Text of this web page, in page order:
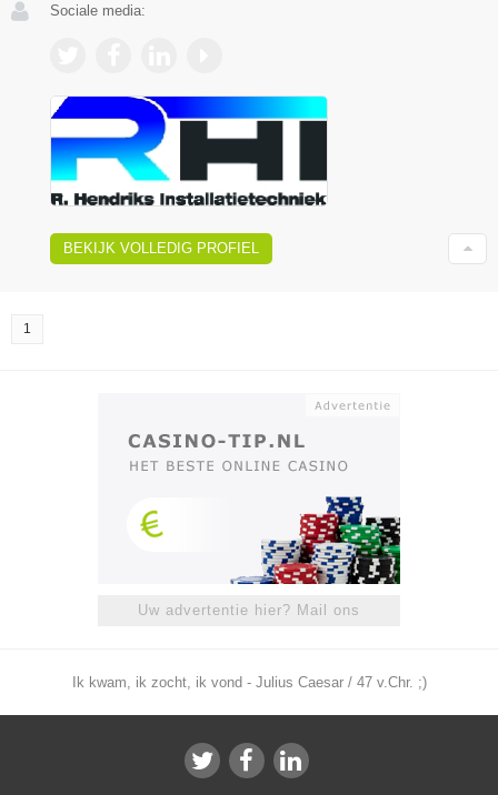
Sociale media:
BEKIJK VOLLEDIG PROFIEL
1
Uw advertentie hier? Mail ons
Ik kwam, ik zocht, ik vond - Julius Caesar / 47 v.Chr. ;)